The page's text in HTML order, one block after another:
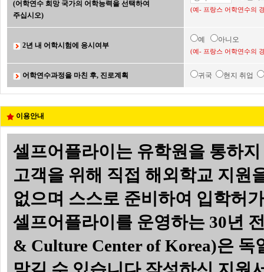
(어학연수 희망 국가의 어학능력을 선택하여
주십시오)
(예- 프랑스 어학연수의
2년 내 어학시험에 응시여부
예 아니오
(예- 프랑스 어학연수의
어학연수과정을 마친 후, 진로계획 귀국 현지 취업
이용안내
셀프어플라이는 유학원을 통하
고객을 위해 직접 해외학교 지원
없으며 스스로 준비하여 입학허
셀프어플라이를 운영하는 30년
& Culture Center of Korea)은 독